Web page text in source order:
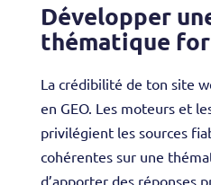
Développer
thématique
La crédibilité de ton site
en GEO. Les moteurs et
privilégient les sources
cohérentes sur une
d’apporter des réponses